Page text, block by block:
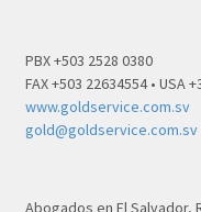
PBX +503 2528 0380
FAX +503 22634554 • USA
www.goldservice.com.sv
gold@goldservice.com.sv